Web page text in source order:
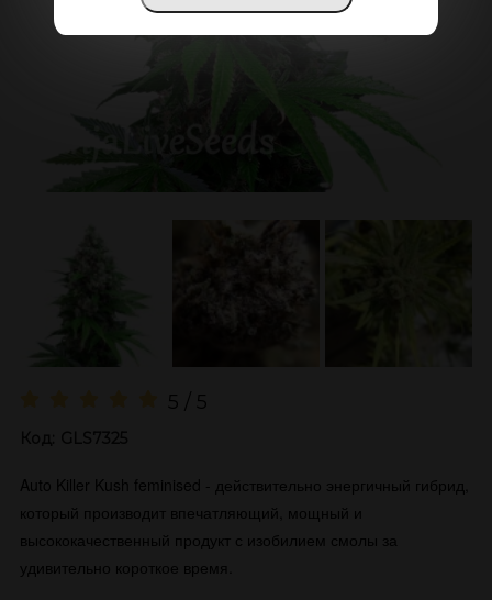
5 / 5
Auto Killer Kush feminised - действительно энергичный гибрид,
который производит впечатляющий, мощный и
высококачественный продукт с изобилием смолы за
удивительно короткое время.